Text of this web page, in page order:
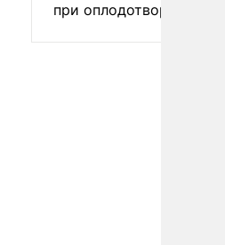
при оплодотворении